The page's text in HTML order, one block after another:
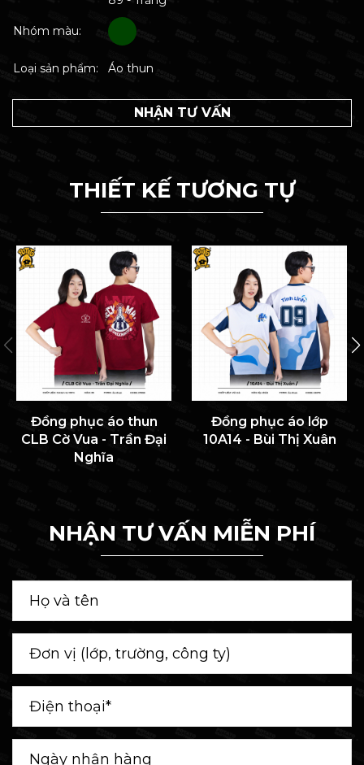
Nhóm màu:
Loại sản phẩm: Áo thun
NHẬN TƯ VẤN
THIẾT KẾ TƯƠNG TỰ
Đồng phục áo thun
CLB Cờ Vua - Trần Đại
Nghĩa
Đồng phục áo lớp
10A14 - Bùi Thị Xuân
NHẬN TƯ VẤN MIỄN PHÍ